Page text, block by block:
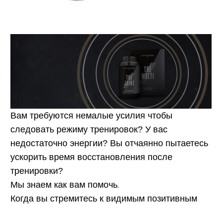
Вам требуются немалые усилия чтобы
следовать режиму тренировок? У вас
недостаточно энергии? Вы отчаянно пытаетесь
ускорить время восстановления после
тренировки?
Мы знаем как вам помочь.
Когда вы стремитесь к видимым позитивным